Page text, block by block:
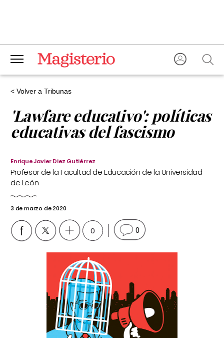
< Volver a Tribunas
'Lawfare educativo': políticas
educativas del fascismo
Enrique Javier Diez Gutiérrez
Profesor de la Facultad de Educación de la Universidad
de León
3 de marzo de 2020
0 0